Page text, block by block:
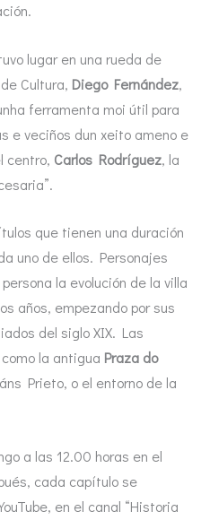
lugar en una rueda de
Cultura, Diego Fernández,
ferramenta moi útil para
e veciños dun xeito ameno e
centro, Carlos Rodríguez, la
que tienen una duración
uno de ellos. Personajes
la evolución de la villa
años, empezando por sus
del siglo XIX. Las
la antigua Praza do
Prieto, o el entorno de la
a las 12.00 horas en el
cada capítulo se
en el canal “Historia